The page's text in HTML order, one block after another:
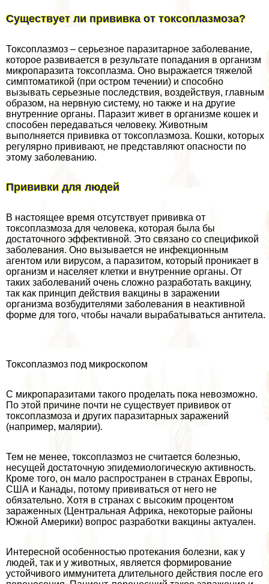
Существует ли прививка от токсоплазмоза?
Токсоплазмоз – серьезное паразитарное заболевание,
которое развивается в результате попадания в организм
микропаразита токсоплазма. Оно выражается тяжелой
симптоматикой (при остром течении) и способно
вызывать серьезные последствия, воздействуя, главным
образом, на нервную систему, но также и на другие
внутренние органы. Паразит живет в организме кошек и
способен передаваться человеку. Животным
выполняется прививка от токсоплазмоза. Кошки, которых
регулярно прививают, не представляют опасности по
этому заболеванию.
Прививки для людей
В настоящее время отсутствует прививка от
токсоплазмоза для человека, которая была бы
достаточного эффективной. Это связано со спецификой
заболевания. Оно вызывается не инфекционным
агентом или вирусом, а паразитом, который проникает в
организм и населяет клетки и внутренние органы. От
таких заболеваний очень сложно разработать вакцину,
так как принцип действия вакцины в заражении
организма возбудителями заболевания в неактивной
форме для того, чтобы начали выpaбатываться антитела.
Токсоплазмоз под микроскопом
С микропаразитами такого проделать пока невозможно.
По этой причине почти не существует прививок от
токсоплазмоза и других паразитарных заражений
(например, малярии).
Тем не менее, токсоплазмоз не считается болезнью,
несущей достаточную эпидемиологическую активность.
Кроме того, он мало распространен в странах Европы,
США и Канады, потому прививаться от него не
обязательно. Хотя в странах с высоким процентом
зараженных (Центральная Африка, некоторые районы
Южной Америки) вопрос разработки вакцины актуален.
Интересной особенностью протекания болезни, как у
людей, так и у животных, является формирование
устойчивого иммунитета длительного действия после его